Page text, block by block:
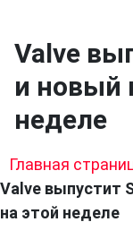
Valve
и новый
неделе
Главная
Valve выпустит
на этой неделе